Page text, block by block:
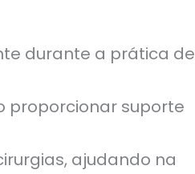
durante a prática de
proporcionar suporte
ajudando na